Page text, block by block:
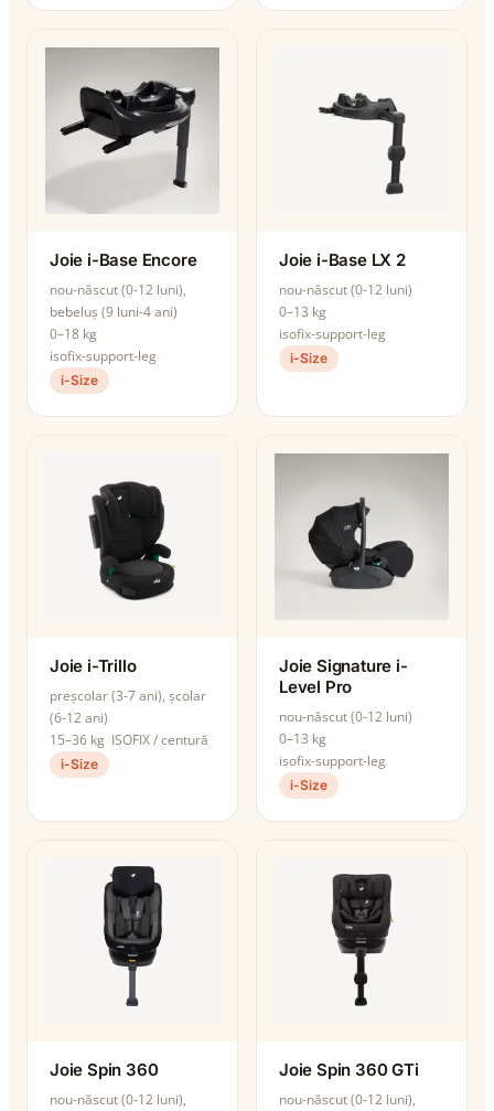
Joie i-Base Encore
nou-născut (0-12 luni),
bebeluș (9 luni-4 ani)
0–18 kg
isofix-support-leg
i-Size
Joie i-Base LX 2
nou-născut (0-12 luni)
0–13 kg
isofix-support-leg
i-Size
Joie i-Trillo
preșcolar (3-7 ani), școlar
(6-12 ani)
15–36 kg ISOFIX / centură
i-Size
Joie Signature i-
Level Pro
nou-născut (0-12 luni)
0–13 kg
isofix-support-leg
i-Size
Joie Spin 360
nou-născut (0-12 luni),
Joie Spin 360 GTi
nou-născut (0-12 luni),